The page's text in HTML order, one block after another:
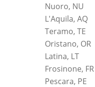
Nuoro, NU
L'Aquila, AQ
Teramo, TE
Oristano, OR
Latina, LT
Frosinone, FR
Pescara, PE